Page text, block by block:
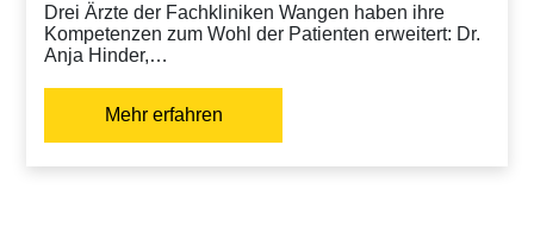
Drei Ärzte der Fachkliniken Wangen haben ihre
Kompetenzen zum Wohl der Patienten erweitert: Dr.
Anja Hinder,…
Mehr erfahren